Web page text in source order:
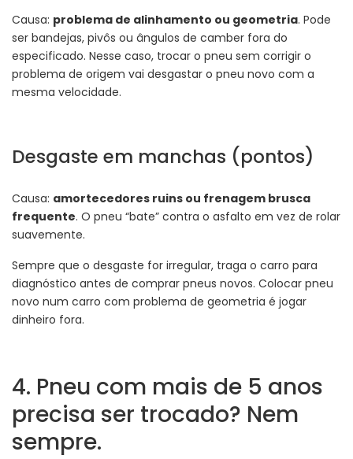
Causa: problema de alinhamento ou geometria. Pode
ser bandejas, pivôs ou ângulos de camber fora do
especificado. Nesse caso, trocar o pneu sem corrigir o
problema de origem vai desgastar o pneu novo com a
mesma velocidade.
Desgaste em manchas (pontos)
Causa: amortecedores ruins ou frenagem brusca
frequente. O pneu “bate” contra o asfalto em vez de rolar
suavemente.
Sempre que o desgaste for irregular, traga o carro para
diagnóstico antes de comprar pneus novos. Colocar pneu
novo num carro com problema de geometria é jogar
dinheiro fora.
4. Pneu com mais de 5 anos
precisa ser trocado? Nem
sempre.